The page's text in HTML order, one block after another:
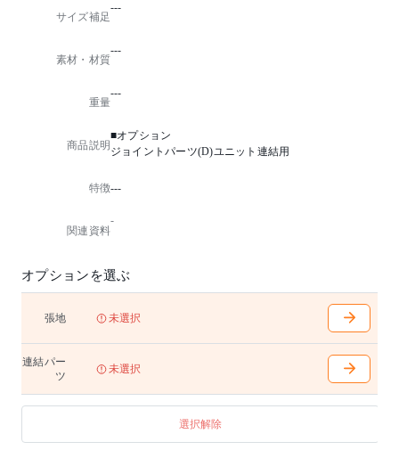
サイズ補足
---
素材・材質
---
重量
---
商品説明
■オプション
ジョイントパーツ(D)ユニット連結用
特徴---
関連資料
-
オプションを選ぶ
張地 未選択
連結パー
ツ
未選択
選択解除